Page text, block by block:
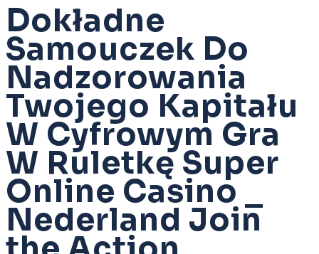
Dokładne
Samouczek Do
Nadzorowania
Twojego Kapitału
W Cyfrowym Gra
W Ruletkę Super
Online Casino _
Nederland Join